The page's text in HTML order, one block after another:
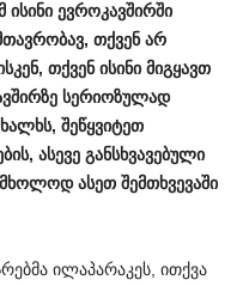
ისინი ევროკავშირში
, თქვენ არ
, თქვენ ისინი მიგყავთ
სერიოზულად
ხალხს, შეწყვიტეთ
, ასევე განსხვავებული
ასეთ შემთხვევაში
ილაპარაკეს, ითქვა